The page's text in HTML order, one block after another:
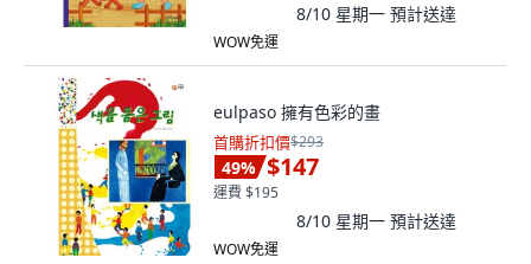
8/10 星期一 預計送達
WOW免運
eulpaso 擁有色彩的畫
首購折扣價$293
49% $147
運費 $195
8/10 星期一 預計送達
WOW免運